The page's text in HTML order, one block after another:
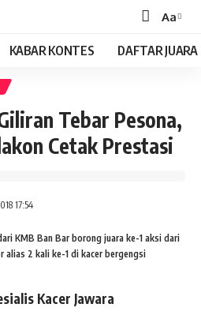
Font
Resizer
Aa
KABAR KONTES DAFTAR JUARA
Tebar Pesona,
Cetak Prestasi
17:54
KMB Ban Bar borong juara ke-1 aksi dari
alias 2 kali ke-1 di kacer bergengsi
Kacer Jawara